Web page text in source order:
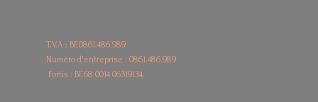
T.V.A : BE0861.486.989
Numéro d'entreprise : 0861.486.989
Fortis : BE680014 06319134.